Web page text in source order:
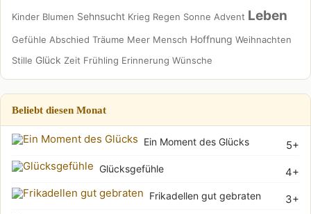
Kinder Blumen Sehnsucht Krieg Regen Sonne Advent Leben
Gefühle Abschied Träume Meer Mensch Hoffnung Weihnachten
Stille Glück Zeit Frühling Erinnerung Wünsche
Beliebt diesen Monat
5+
Ein Moment des Glücks
4+
Glücksgefühle
3+
Frikadellen gut gebraten